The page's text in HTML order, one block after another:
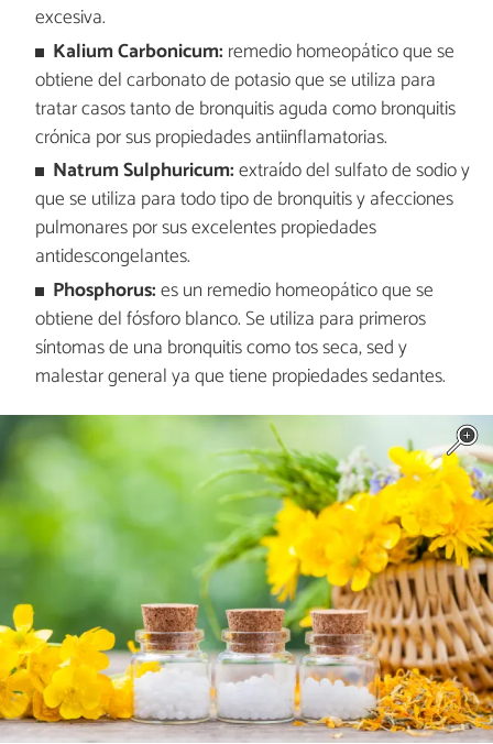
excesiva.
Kalium Carbonicum: remedio homeopático que se
obtiene del carbonato de potasio que se utiliza para
tratar casos tanto de bronquitis aguda como bronquitis
crónica por sus propiedades antiinflamatorias.
Natrum Sulphuricum:extraído del sulfato de sodio y
que se utiliza para todo tipo de bronquitis y afecciones
pulmonares por sus excelentes propiedades
antidescongelantes.
Phosphorus:es un remedio homeopático que se
obtiene del fósforo blanco. Se utiliza para primeros
síntomas de una bronquitis como tos seca, sed y
malestar general ya que tiene propiedades sedantes.